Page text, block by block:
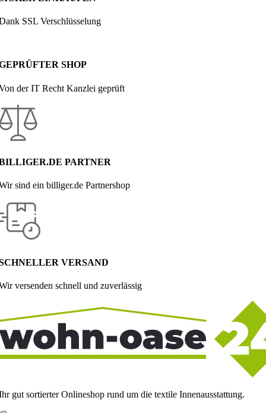
SSL Verschlüsselung
SHOP
der IT Recht Kanzlei geprüft
PARTNER
sind ein billiger.de Partnershop
VERSAND
versenden schnell und zuverlässig
gut sortierter Onlineshop rund um die textile Innenausstattung.